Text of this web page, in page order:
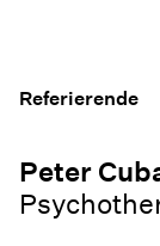
Referierende
Peter